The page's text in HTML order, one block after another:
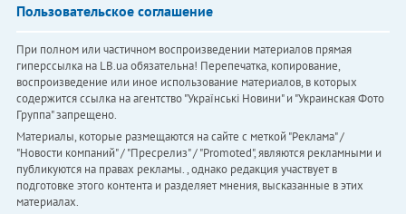
Пользовательское соглашение
При полном или частичном воспроизведении материалов прямая
гиперссылка на LB.ua обязательна! Перепечатка, копирование,
воспроизведение или иное использование материалов, в которых
содержится ссылка на агентство "Українськi Новини" и "Украинская Фото
Группа" запрещено.
Материалы, которые размещаются на сайте с меткой "Реклама" /
"Новости компаний" / "Пресрелиз" / "Promoted", являются рекламными и
публикуются на правах рекламы. , однако редакция участвует в
подготовке этого контента и разделяет мнения, высказанные в этих
материалах.